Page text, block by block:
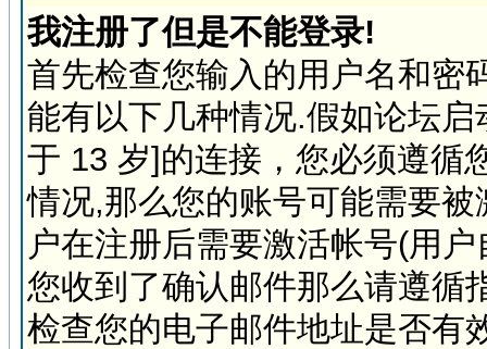
我注册了但是不能登录!
首先检查您输入的用户名和密
能有以下几种情况.假如论坛
于 13 岁]的连接，您必须遵循
情况,那么您的账号可能需要
户在注册后需要激活帐号(用
您收到了确认邮件那么请遵循
检查您的电子邮件地址是否有